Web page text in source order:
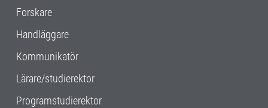
Forskare
Handläggare
Kommunikatör
Lärare/studierektor
Programstudierektor